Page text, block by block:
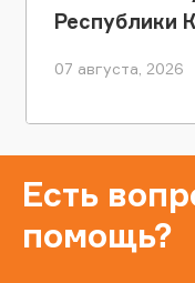
Республики
07 августа, 2026
Есть
помощь?